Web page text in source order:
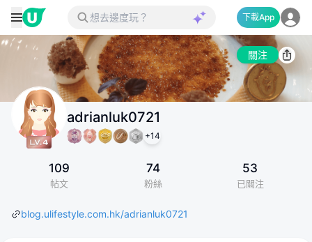
下載App
關注
adrianluk0721
+14
109
帖文
74
粉絲
53
已關注
blog.ulifestyle.com.hk/adrianluk0721